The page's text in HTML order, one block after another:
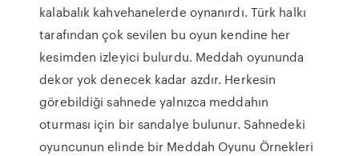
kalabalık kahvehanelerde oynanırdı. Türk halkı
tarafından çok sevilen bu oyun kendine her
kesimden izleyici bulurdu. Meddah oyununda
dekor yok denecek kadar azdır. Herkesin
görebildiği sahnede yalnızca meddahın
oturması için bir sandalye bulunur. Sahnedeki
oyuncunun elinde bir Meddah Oyunu Örnekleri